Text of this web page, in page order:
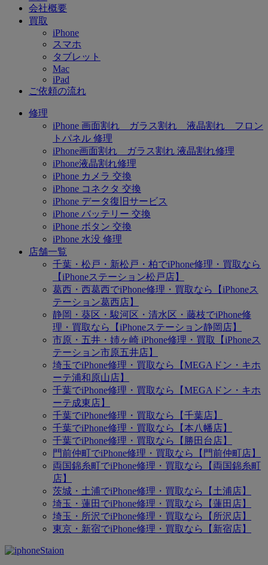
会社概要
買取
iPhone
スマホ
タブレット
Mac
iPad
ご依頼の流れ
修理
iPhone 画面割れ ガラス割れ 液晶割れ フロン
トパネル 修理
iPhone画面割れ ガラス割れ 液晶割れ修理
iPhone液晶割れ修理
iPhone カメラ 交換
iPhone コネクタ 交換
iPhone データ復旧サービス
iPhone バッテリー 交換
iPhone ボタン 交換
iPhone 水没 修理
店舗一覧
千葉・松戸・新松戸・柏でiPhone修理・買取なら
【iPhoneステーション松戸店】
葛西・西葛西でiPhone修理・買取なら【iPhoneス
テーション葛西店】
静岡・葵区・駿河区・清水区・藤枝でiPhone修
理・買取なら【iPhoneステーション静岡店】
市原・五井・姉ヶ崎 iPhone修理・買取【iPhoneス
テーション市原五井店】
埼玉でiPhone修理・買取なら【MEGAドン・キホ
ーテ浦和原山店】
千葉でiPhone修理・買取なら【MEGAドン・キホ
ーテ成東店】
千葉でiPhone修理・買取なら【千葉店】
千葉でiPhone修理・買取なら【本八幡店】
千葉でiPhone修理・買取なら【勝田台店】
門前仲町でiPhone修理・買取なら【門前仲町店】
両国錦糸町でiPhone修理・買取なら【両国錦糸町
店】
茨城・土浦でiPhone修理・買取なら【土浦店】
埼玉・蓮田でiPhone修理・買取なら【蓮田店】
埼玉・所沢でiPhone修理・買取なら【所沢店】
東京・新宿でiPhone修理・買取なら【新宿店】